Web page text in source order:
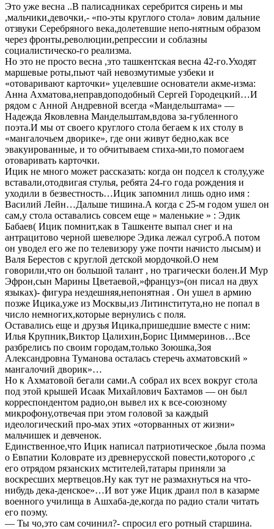
Это уже весна ..В палисадниках серебрится сирень и мы
,мальчики,девочки,- «по-эты круглого стола» ловим дальние
отзвуки Серебряного века,долетевшие непо-нятным образом
через фронты,революции,репрессии и соблазны
социалистическо-го реализма.
Но это не просто весна ,это ташкентская весна 42-го.Уходят
маршевые роты,пьют чай невозмутимые узбеки и
«отоваривают карточки» уцелевшие основатели акме-изма:
Анна Ахматова,неправдоподобный Сергей Городецкий…И
рядом с Анной Андревной всегда «Мандельштама» —
Надежда Яковлевна Мандельштам,вдова за-губленного
поэта.И мы от своего круглого стола бегаем к их столу в
«мангалочьем дворике», где они живут бедно,как все
эвакуированные, и то обчитываем стиха-ми,то помогаем
отоваривать карточки.
Ицик не много может рассказать: когда он подсел к столу,уже
вставали,отодвигая стулья, ребята 24-го года рождения и
уходили в безвестность…Ицик запомнил лишь одно имя :
Василий Лейн…Дальше тишина.А когда с 25-м годом ушел он
сам,у стола оставались совсем еще » маленькие » : Эдик
Бабаев( Ицик помнит,как в Ташкенте выпал снег и на
антрацитово черной шевелюре Эдика лежал сугроб.А потом
он уводел его же по телевизору уже почти начисто лысым) и
Валя Берестов с круглой детской мордочкой.О нем
говорили,что он большой талант , но трагически болен.И Мур
Эфрон,сын Марины Цветаевой,»француз»(он писал на двух
языках)- фигура нездешняя,непонятная . Он ушел в армию
позже Ицика,уже из Москвы,из Литинститута,но не попал в
число немногих,которые вернулись с поля.
Оставались еще и друзья Ицика,пришедшие вместе с ним:
Илья Крупник,Виктор Цалихин,Борис Циммеринов…Все
разбрелись по своим городам,только Зоюшка,Зоя
Александровна Туманова осталась стеречь ахматовский »
мангалочий дворик»…
Но к Ахматовой бегали сами.А собрал их всех вокруг стола
под этой крышей Исаак Михайлович Бахтамов — он был
корреспондентом радио,он вывел их к все-союзному
микрофону,отвечая при этом головой за каждый
идеологический про-мах этих «оторванных от жизни»
мальчишек и девченок.
Единственное,что Ицик написал патриотическое ,была поэма
о Евпатии Коловрате из древнерусской повести,которого ,с
его отрядом рязанских мстителей,татары приняли за
воскресших мертвецов.Ну как тут не размахнуться на что-
нибудь дека-денское»…И вот уже Ицик драил пол в казарме
военного училища в Ашхаба-де,когда по радио стали читать
его поэму.
— Ты чо,это сам сочинил?- спросил его ротный старшина.